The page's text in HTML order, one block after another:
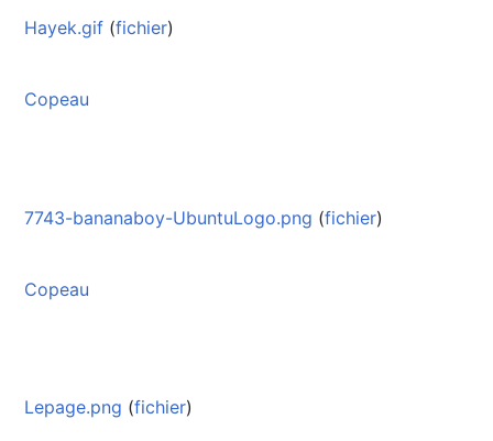
Hayek.gif (fichier)
Copeau
7743-bananaboy-UbuntuLogo.png (fichier)
Copeau
Lepage.png (fichier)